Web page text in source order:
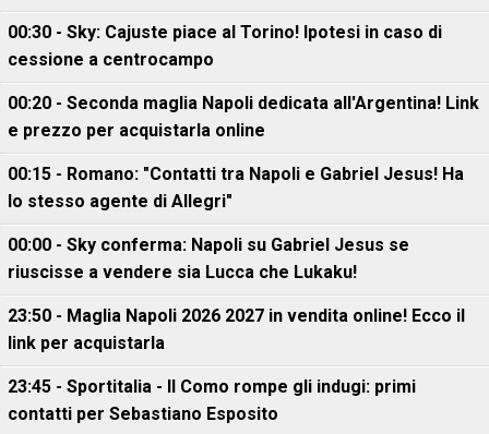
00:30 - Sky: Cajuste piace al Torino! Ipotesi in caso di
cessione a centrocampo
00:20 - Seconda maglia Napoli dedicata all'Argentina! Link
e prezzo per acquistarla online
00:15 - Romano: "Contatti tra Napoli e Gabriel Jesus! Ha
lo stesso agente di Allegri"
00:00 - Sky conferma: Napoli su Gabriel Jesus se
riuscisse a vendere sia Lucca che Lukaku!
23:50 - Maglia Napoli 2026 2027 in vendita online! Ecco il
link per acquistarla
23:45 - Sportitalia - Il Como rompe gli indugi: primi
contatti per Sebastiano Esposito